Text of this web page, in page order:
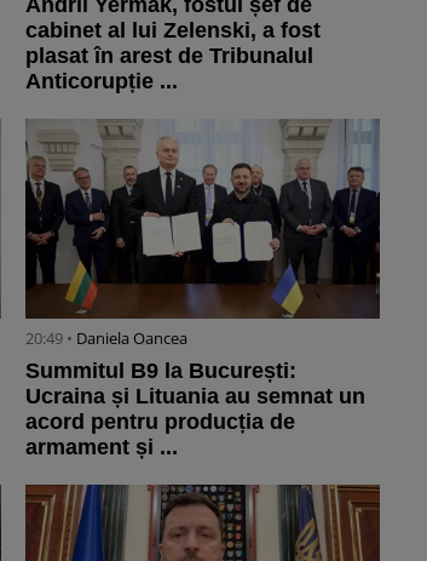
cabinet al lui Zelenski, a fost
plasat în arest de Tribunalul
Anticorupție ...
20:49 • Daniela Oancea
Summitul B9 la București:
Ucraina și Lituania au semnat un
acord pentru producția de
armament și ...